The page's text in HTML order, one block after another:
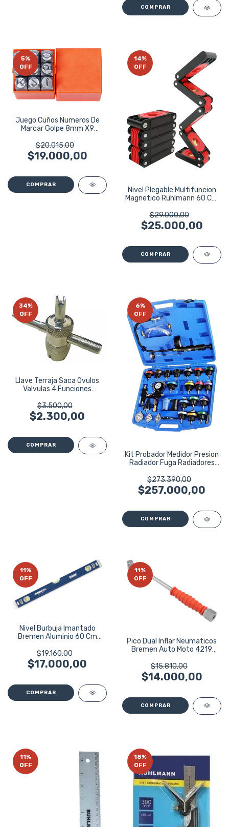
5%
OFF
Juego Cuños Numeros De
Marcar Golpe 8mm X9
$20.015,00
$19.000,00
14%
OFF
Nivel Plegable Multifuncion
Magnetico Ruhlmann 60 Cm
$29.000,00
$25.000,00
34%
OFF
Llave Terraja Saca Ovulos
Valvulas 4 Funciones
$3.500,00
$2.300,00
6%
OFF
Kit Probador Medidor Presion
Radiador Fuga Radiadores
$273.390,00
$257.000,00
11%
OFF
Nivel Burbuja Imantado
Bremen Aluminio 60 Cm
$19.160,00
$17.000,00
11%
OFF
Pico Dual Inflar Neumaticos
Bremen Auto Moto 4219
$15.810,00
$14.000,00
11%
OFF
18%
OFF